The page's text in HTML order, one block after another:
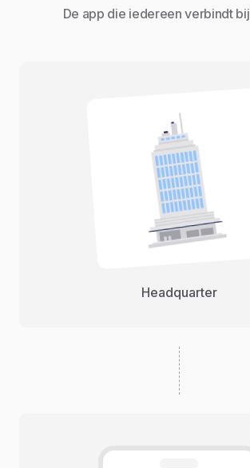
De app die iedereen verbindt bij
Headquarter